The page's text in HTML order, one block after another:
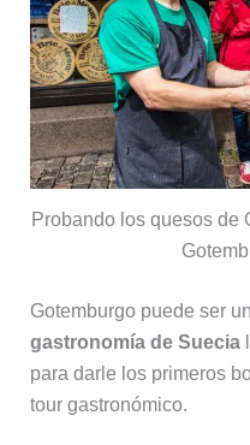
Probando los quesos de
Gotemburgo puede ser
gastronomía de Suecia
para darle los primeros
tour gastronómico.